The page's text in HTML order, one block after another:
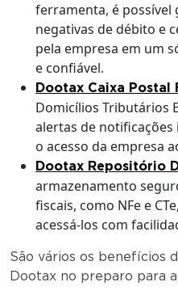
ferramenta, é possível
negativas de débito e
pela empresa em um
e confiável.
Dootax Caixa Postal
Domicílios Tributários
alertas de
o acesso da empresa
Dootax Repositório
armazenamento
fiscais, como NFe e
acessá-los com
São vários os benefícios
Dootax no preparo para